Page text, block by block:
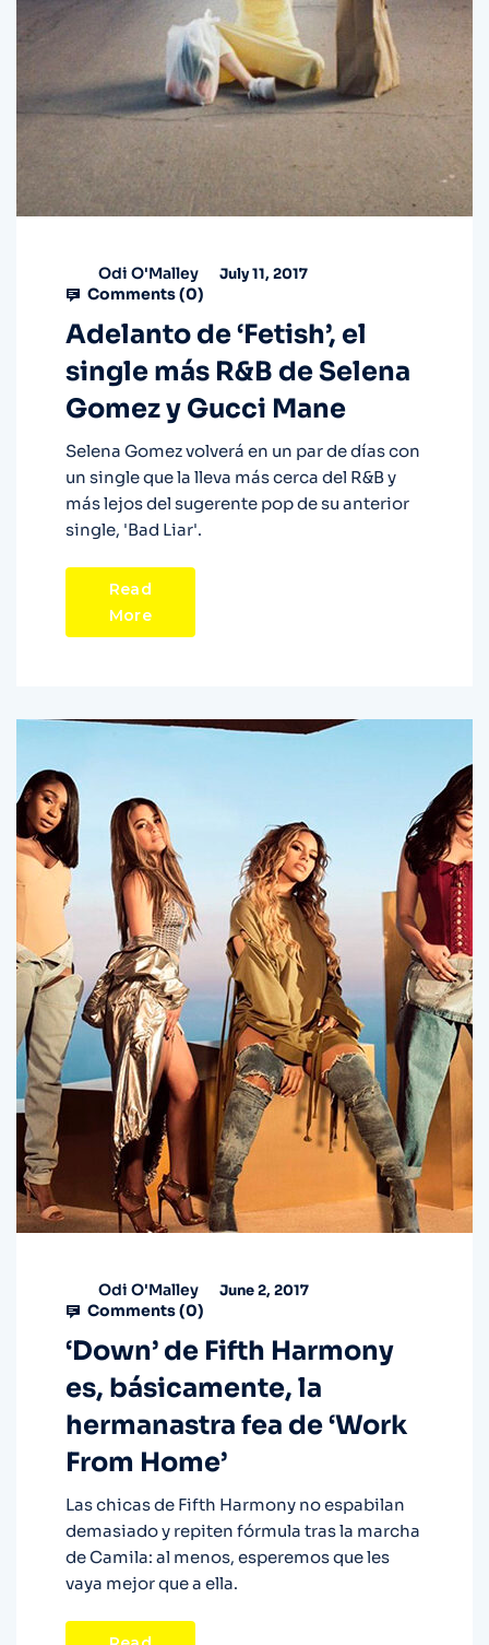
Odi O'Malley July 11, 2017
Comments (0)
Adelanto de ‘Fetish’, el
single más R&B de Selena
Gomez y Gucci Mane
Selena Gomez volverá en un par de días con
un single que la lleva más cerca del R&B y
más lejos del sugerente pop de su anterior
single, 'Bad Liar'.
Read
More
Odi O'Malley June 2, 2017
Comments (0)
‘Down’ de Fifth Harmony
es, básicamente, la
hermanastra fea de ‘Work
From Home’
Las chicas de Fifth Harmony no espabilan
demasiado y repiten fórmula tras la marcha
de Camila: al menos, esperemos que les
vaya mejor que a ella.